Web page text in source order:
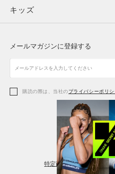
キッズ
アクセサリー
ボトムス
アクセサリー
トップス
シューズ
アクセサリー
レギンス＆タイツ
キッズ
シューズ
メールマガジンに登録する
購読の際は、当社のプライバシーポリシ
特定商取引法に基づく通